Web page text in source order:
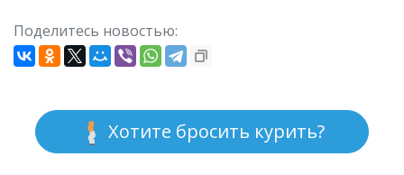
Поделитесь новостью:
Хотите бросить курить?